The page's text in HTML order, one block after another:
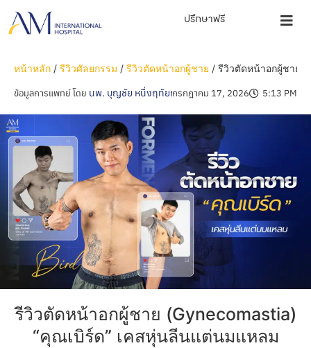
ปรึกษาฟรี
หน้าหลัก / รีวิวศัลยกรรม / รีวิวตัดหน้าอกผู้ชาย / รีวิวตัดหน้าอกผู้ชาย
ข้อมูลการแพทย์ โดย นพ. บุญชัย หนึ่งฤทัยกุลกรกฎาคม 17, 2026 5:13 PM
รีวิวตัดหน้าอกผู้ชาย (Gynecomastia)
“คุณเบิร์ด” เคสหุ่นลีนแต่นมแหลม